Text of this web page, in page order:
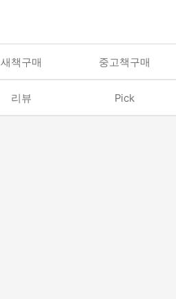
새책구매 중고책구매
리뷰 Pick